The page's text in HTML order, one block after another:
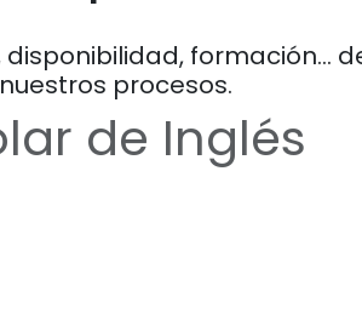
formación…
procesos.
de Inglés